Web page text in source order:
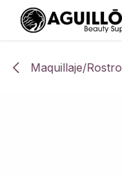
Ir al contenido
Maquillaje/Rostro